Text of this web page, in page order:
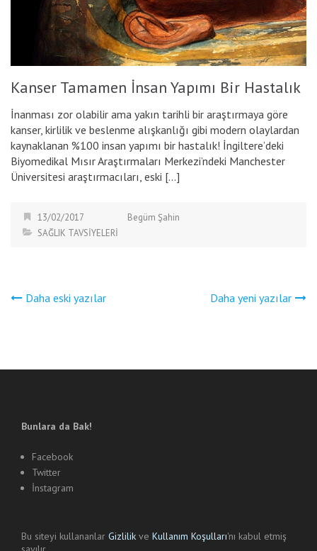
Kanser Tamamen İnsan Yapımı Bir Hastalık
İnanması zor olabilir ama yakın tarihli bir araştırmaya göre
kanser, kirlilik ve beslenme alışkanlığı gibi modern olaylardan
kaynaklanan %100 insan yapımı bir hastalık! İngiltere’deki
Biyomedikal Mısır Araştırmaları Merkezi’ndeki Manchester
Üniversitesi araştırmacıları, eski […]
13/02/2017
Begüm Şahin
SAĞLIK TAVSİYELERİ
YazıDaha eski yazılar Daha yeni yazılar
Bunlara da Bak!
Facebook
Twitter
İnstagram
Bu siteyi kullananlar Gizlilik ve Kullanım Koşulları'nı kabul etmiş